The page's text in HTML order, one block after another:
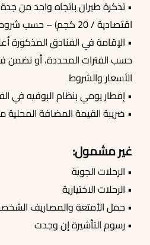
• تذكرة طيران باتجاه واحد من
اقتصادية / 20 كجم) – حسب شروط شركة الطيران
• الإقامة في الفنادق المذكورة
حسب الفترات المحددة، أو نضمن
الأسعار والشروط
• إفطار يومي بنظام البوفيه في
• ضريبة القيمة المضافة
غير مشمول:
• الرحلات الجوية
• الرحلات الاختيارية
• حمل الأمتعة والمصاريف
• رسوم التأشيرة إن وجدت